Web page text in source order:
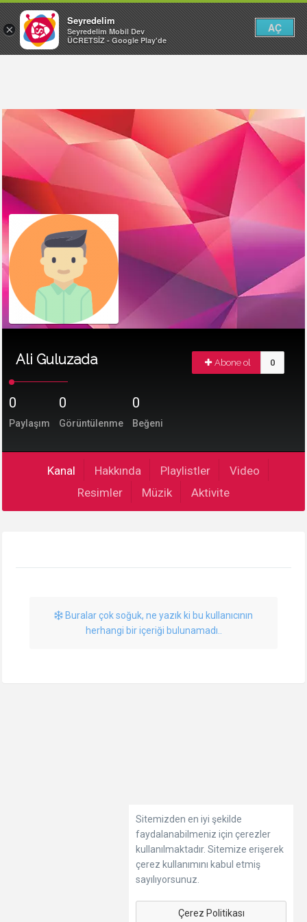
Ali Guluzada Abone ol 0
0
Paylaşım
0
Görüntülenme
0
Beğeni
Kanal Hakkında Playlistler
Video
Resimler
Müzik Aktivite
Buralar çok soğuk, ne yazık ki bu kullanıcının
herhangi bir içeriği bulunamadı..
Sitemizden en iyi şekilde
faydalanabilmeniz için çerezler
kullanılmaktadır. Sitemize erişerek
çerez kullanımını kabul etmiş
sayılıyorsunuz.
Çerez Politikası
×
Seyredelim
Seyredelim Mobil Dev
ÜCRETSİZ - Google Play'de
AÇ